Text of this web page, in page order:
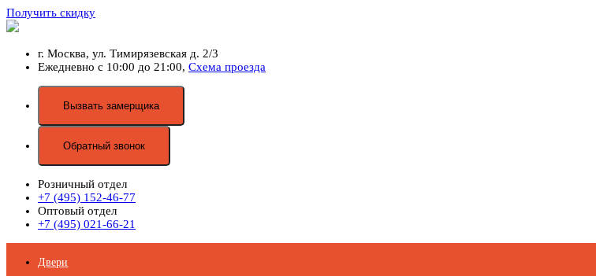
Получить скидку
г. Москва, ул. Тимирязевская д. 2/3
Ежедневно с 10:00 до 21:00, Схема проезда
Вызвать замерщика
Обратный звонок
Розничный отдел
+7 (495) 152-46-77
Оптовый отдел
+7 (495) 021-66-21
Двери